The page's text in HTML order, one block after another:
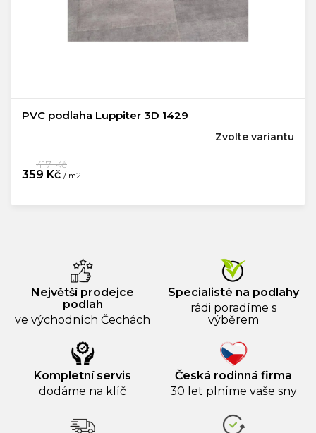
PVC podlaha Luppiter 3D 1429
417 Kč
359 Kč / m2
Zvolte variantu
Největší prodejce
podlah
ve východních Čechách
Specialisté na podlahy
rádi poradíme s
výběrem
Kompletní servis
dodáme na klíč
Česká rodinná firma
30 let plníme vaše sny